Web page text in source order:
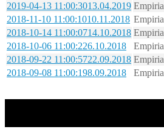
2019-04-13 11:00:3013.04.2019 Empiria
2018-11-10 11:00:1010.11.2018 Empiria
2018-10-14 11:00:0714.10.2018 Empiria
2018-10-06 11:00:226.10.2018 Empiria
2018-09-22 11:00:5722.09.2018 Empiria
2018-09-08 11:00:198.09.2018 Empiria